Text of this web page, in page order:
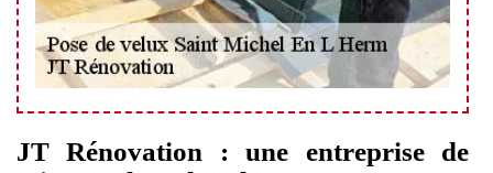
JT Rénovation : une entreprise de